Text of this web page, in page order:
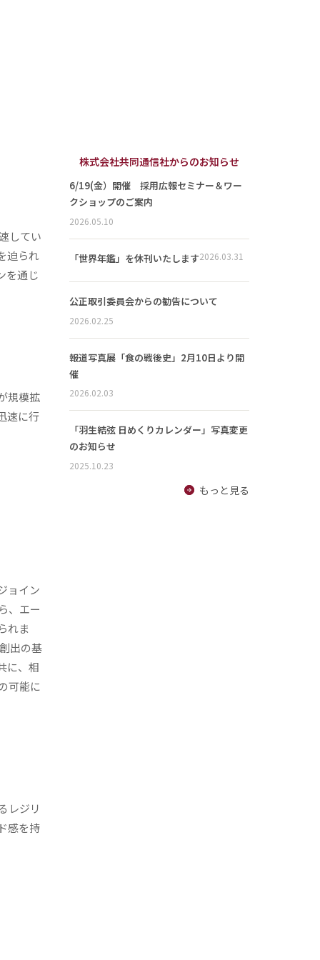
してい
迫られ
を通じ
規模拡
速に行
ョイン
、エー
れま
出の基
に、相
可能に
レジリ
感を持
株式会社共同通信社からのお知らせ
6/19(金）開催 採用広報セミナー＆ワー
クショップのご案内
2026.05.10
「世界年鑑」を休刊いたします2026.03.31
公正取引委員会からの勧告について
2026.02.25
報道写真展「食の戦後史」2月10日より開
催
2026.02.03
「羽生結弦 日めくりカレンダー」写真変更
のお知らせ
2025.10.23
もっと見る